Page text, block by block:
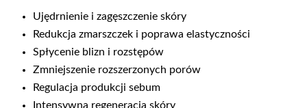
Ujędrnienie i zagęszczenie skóry
Redukcja zmarszczek i poprawa elastyczności
Spłycenie blizn i rozstępów
Zmniejszenie rozszerzonych porów
Regulacja produkcji sebum
Intensywna regeneracja skóry